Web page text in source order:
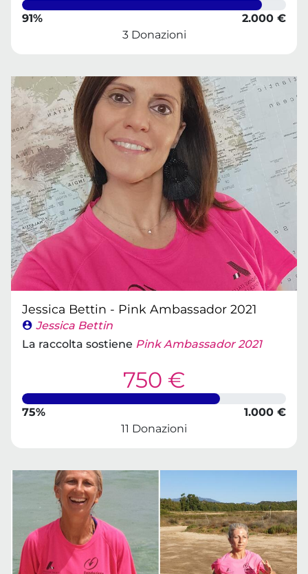
91%
2.000 €
3 Donazioni
Jessica Bettin - Pink Ambassador 2021
Jessica Bettin
La raccolta sostiene Pink Ambassador 2021
750 €
75%
1.000 €
11 Donazioni